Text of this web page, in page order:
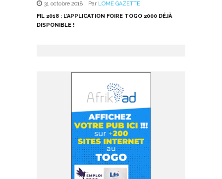
31 octobre 2018 , Par LOME GAZETTE
FIL 2018 : L’APPLICATION FOIRE TOGO 2000 DÉJÀ
DISPONIBLE !